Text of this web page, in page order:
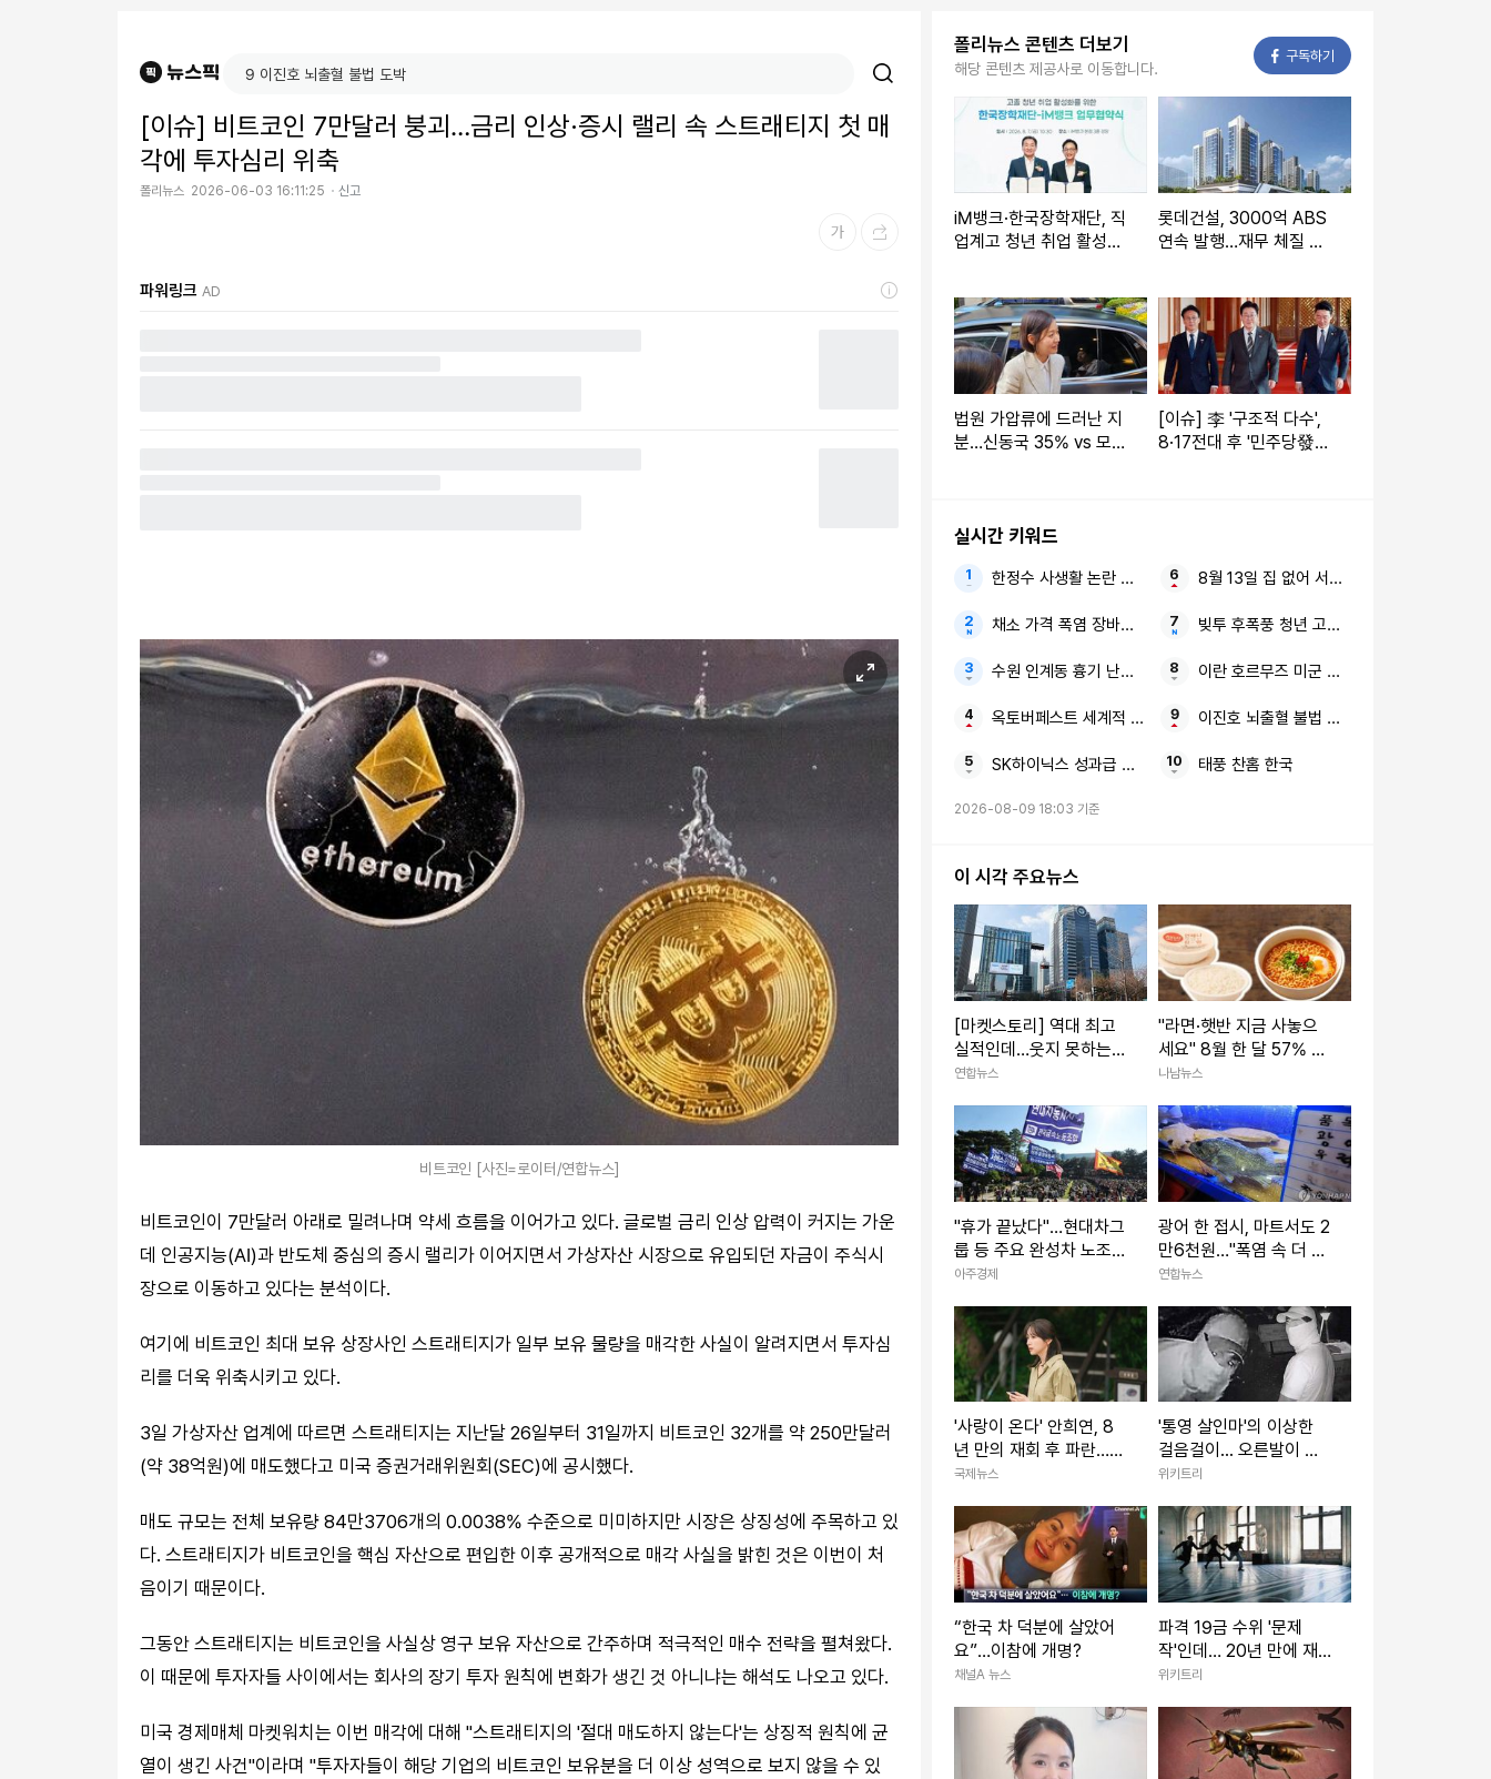
[이슈] 비트코인 7만달러 붕괴…금리 인상·증시 랠리 속 스트래티지 첫 매
각에 투자심리 위축
폴리뉴스 2026-06-03 16:11:25 신고
파워링크 AD
비트코인 [사진=로이터/연합뉴스]
비트코인이 7만달러 아래로 밀려나며 약세 흐름을 이어가고 있다. 글로벌 금리 인상 압력이 커지는 가운
데 인공지능(AI)과 반도체 중심의 증시 랠리가 이어지면서 가상자산 시장으로 유입되던 자금이 주식시
장으로 이동하고 있다는 분석이다.
여기에 비트코인 최대 보유 상장사인 스트래티지가 일부 보유 물량을 매각한 사실이 알려지면서 투자심
리를 더욱 위축시키고 있다.
3일 가상자산 업계에 따르면 스트래티지는 지난달 26일부터 31일까지 비트코인 32개를 약 250만달러
(약 38억원)에 매도했다고 미국 증권거래위원회(SEC)에 공시했다.
매도 규모는 전체 보유량 84만3706개의 0.0038% 수준으로 미미하지만 시장은 상징성에 주목하고 있
다. 스트래티지가 비트코인을 핵심 자산으로 편입한 이후 공개적으로 매각 사실을 밝힌 것은 이번이 처
음이기 때문이다.
그동안 스트래티지는 비트코인을 사실상 영구 보유 자산으로 간주하며 적극적인 매수 전략을 펼쳐왔다.
이 때문에 투자자들 사이에서는 회사의 장기 투자 원칙에 변화가 생긴 것 아니냐는 해석도 나오고 있다.
미국 경제매체 마켓워치는 이번 매각에 대해 "스트래티지의 '절대 매도하지 않는다'는 상징적 원칙에 균
열이 생긴 사건"이라며 "투자자들이 해당 기업의 비트코인 보유분을 더 이상 성역으로 보지 않을 수 있
폴리뉴스 콘텐츠 더보기
해당 콘텐츠 제공사로 이동합니다.
구독하기
iM뱅크·한국장학재단, 직
업계고 청년 취업 활성화
롯데건설, 3000억 ABS
연속 발행…재무 체질 개
법원 가압류에 드러난 지
분…신동국 35% vs 모녀
[이슈] 李 '구조적 다수',
8·17전대 후 '민주당發
실시간 키워드
한정수 사생활 논란 황정민
채소 가격 폭염 장바구니 물가
수원 인계동 흉기 난동 40대 남성
옥토버페스트 세계적 맥주 축제 9월 서울서
SK하이닉스 성과급 통합노조
8월 13일 집 없어 서러운 사람들
빚투 후폭풍 청년 고령층
이란 호르무즈 미군 철수
이진호 뇌출혈 불법 도박
태풍 찬홈 한국
2026-08-09 18:03 기준
이 시각 주요뉴스
[마켓스토리] 역대 최고
실적인데…웃지 못하는
증권·운용사
연합뉴스
"라면·햇반 지금 사놓으
세요" 8월 한 달 57% 파
격 할인행사 3800개 품
나남뉴스
"휴가 끝났다"…현대차그
룹 등 주요 완성차 노조
'하투' 재개
아주경제
광어 한 접시, 마트서도 2
만6천원…"폭염 속 더 오
른다"
연합뉴스
'사랑이 온다' 안희연, 8
년 만의 재회 후 파란…
하석진X윤하빈 독대
국제뉴스
'통영 살인마'의 이상한
걸음걸이... 오른발이 평
발 (신고금 1억)
위키트리
“한국 차 덕분에 살았어
요”…이참에 개명?
채널A 뉴스
파격 19금 수위 '문제
작'인데… 20년 만에 재
개봉 확정된 영화
위키트리